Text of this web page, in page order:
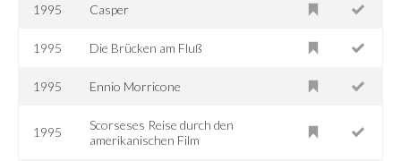
1995 Casper
1995 Die Brücken am Fluß
1995 Ennio Morricone
1995
Scorseses Reise durch den
amerikanischen Film